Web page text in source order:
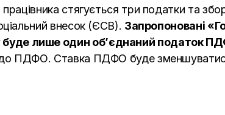
стягується три податки та
внесок (ЄСВ). Запропоновані
лише один об’єднаний податок
до ПДФО. Ставка ПДФО буде